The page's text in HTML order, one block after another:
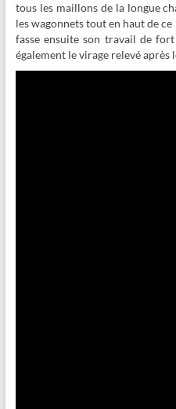
tous les maillons de la longue
les wagonnets tout en haut de
fasse ensuite son travail de fort
également le virage relevé après